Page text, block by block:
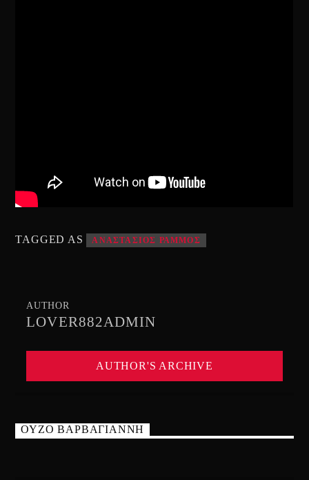
TAGGED AS ΑΝΑΣΤΑΣΙΟΣ ΡΑΜΜΟΣ
AUTHOR
LOVER882ADMIN
AUTHOR'S ARCHIVE
ΟΥΖΟ ΒΑΡΒΑΓΙΑΝΝΗ